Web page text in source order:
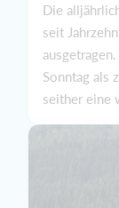
Die
seit
Sonntag als
seither eine